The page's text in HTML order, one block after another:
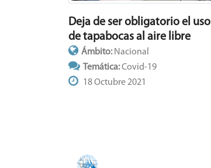
Deja de ser obligatorio el uso
de tapabocas al aire libre
Ámbito:Nacional
Temática:Covid-19
18 Octubre 2021